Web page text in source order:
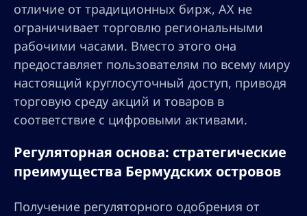
отличие от традиционных бирж, AX не
ограничивает торговлю региональными
рабочими часами. Вместо этого она
предоставляет пользователям по всему миру
настоящий круглосуточный доступ, приводя
торговую среду акций и товаров в
соответствие с цифровыми активами.
Регуляторная основа: стратегические
преимущества Бермудских островов
Получение регуляторного одобрения от